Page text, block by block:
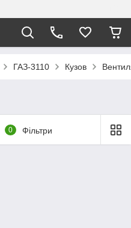
ГАЗ-3110 Кузов
0 Фільтри